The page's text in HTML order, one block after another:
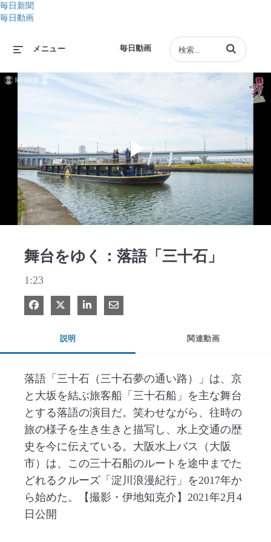
毎日新聞
毎日動画
毎日動画
メニュー 動画の検索語句
Play
舞台をゆく：落語「三十石」
1:23
Facebook で共有
Xで共有する
LinkedIn で共有
電子メールで共有
説明 関連動画
落語「三十石（三十石夢の通い路）」は、京
と大坂を結ぶ旅客船「三十石船」を主な舞台
とする落語の演目だ。笑わせながら、往時の
旅の様子を生き生きと描写し、水上交通の歴
史を今に伝えている。大阪水上バス（大阪
市）は、この三十石船のルートを途中までた
どれるクルーズ「淀川浪漫紀行」を2017年か
ら始めた。【撮影・伊地知克介】2021年2月4
日公開